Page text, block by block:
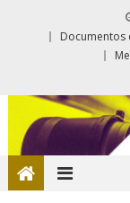
Documentos